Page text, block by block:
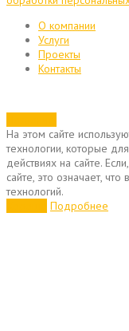
О компании
Услуги
Проекты
Контакты
На этом сайте
технологии, которые
действиях на сайте.
сайте, это означает,
технологий.
Подробнее